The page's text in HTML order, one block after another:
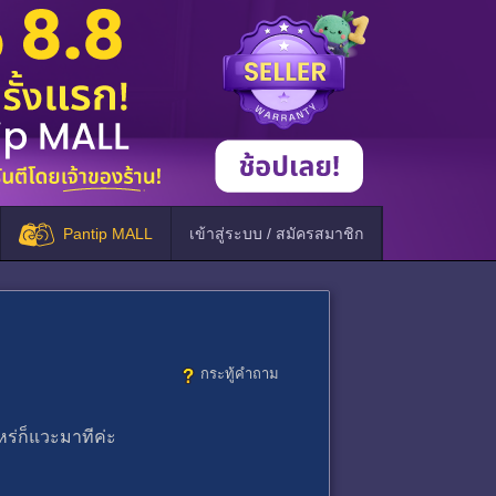
Pantip MALL เข้าสู่ระบบ / สมัครสมาชิก
กระทู้คำถาม
ก็แวะมาทีค่ะ